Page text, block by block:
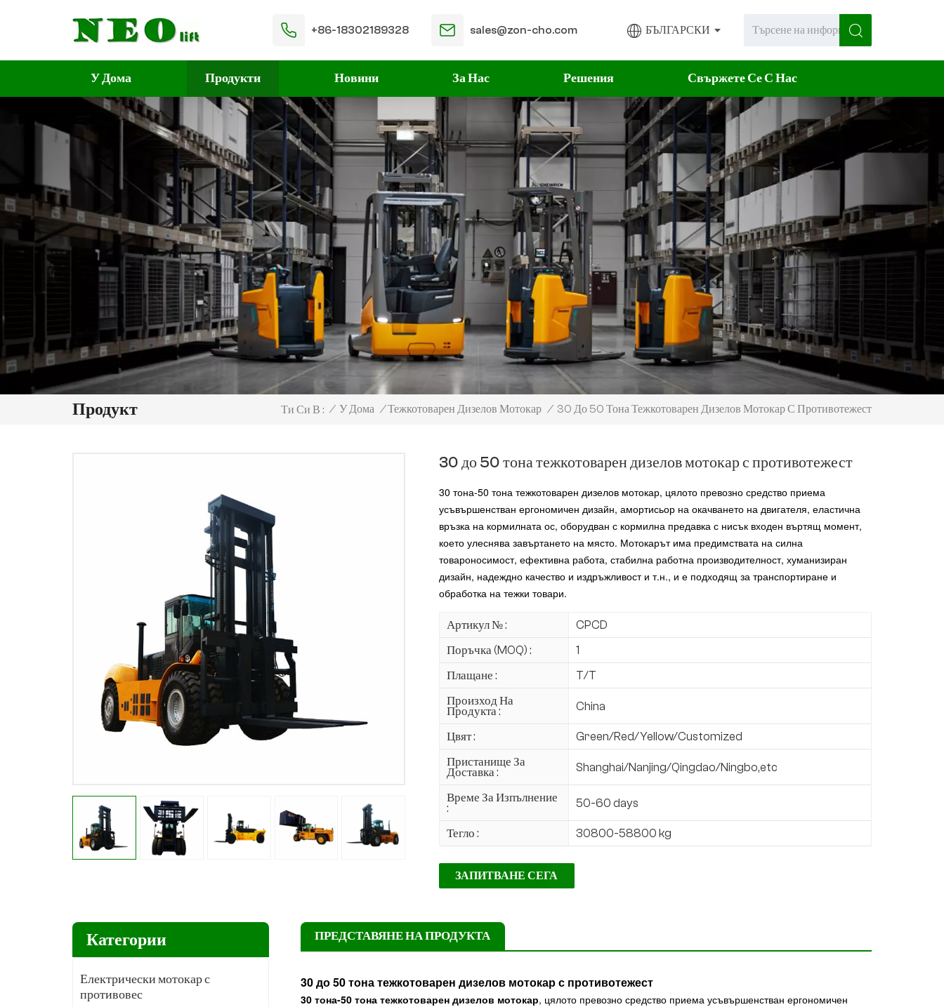
+86-18302189328 sales@zon-cho.com БЪЛГАРСКИ
У Дома Продукти Новини За Нас Решения Свържете Се С Нас
Продукт Ти Си В : / У Дома / Тежкотоварен Дизелов Мотокар / 30 До 50 Тона Тежкотоварен Дизелов Мотокар С Противотежест
30 до 50 тона тежкотоварен дизелов мотокар с противотежест
30 тона-50 тона тежкотоварен дизелов мотокар, цялото превозно средство приема
усъвършенстван ергономичен дизайн, амортисьор на окачването на двигателя, еластична
връзка на кормилната ос, оборудван с кормилна предавка с нисък входен въртящ момент,
което улеснява завъртането на място. Мотокарът има предимствата на силна
товароносимост, ефективна работа, стабилна работна производителност, хуманизиран
дизайн, надеждно качество и издръжливост и т.н., и е подходящ за транспортиране и
обработка на тежки товари.
Артикул № :
CPCD
Поръчка (MOQ) :
1
Плащане :
T/T
Произход На
Продукта : China
Цвят :
Green/Red/Yellow/Customized
Пристанище За
Доставка : Shanghai/Nanjing/Qingdao/Ningbo,etc
Време За Изпълнение
: 50-60 days
Тегло : 30800-58800 kg
ЗАПИТВАНЕ СЕГА
ПРЕДСТАВЯНЕ НА ПРОДУКТА
30 до 50 тона тежкотоварен дизелов мотокар с противотежест
30 тона-50 тона тежкотоварен дизелов мотокар, цялото превозно средство приема усъвършенстван ергономичен
Категории
Електрически мотокар с
противовес